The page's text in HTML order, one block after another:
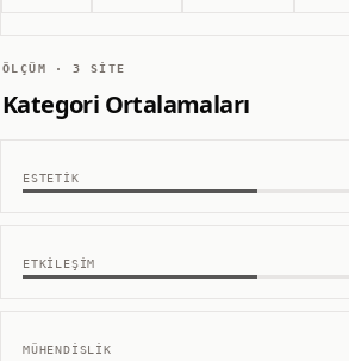
ÖLÇÜM ·3 SITE
Kategori Ortalamaları
ESTETIK
ETKILEŞIM
MÜHENDISLIK